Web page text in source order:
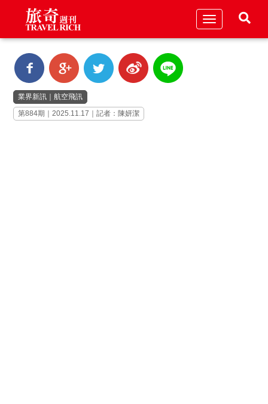
Toggle
業界新訊 ｜航空飛訊
第884期｜2025.11.17｜記者：陳妍潔